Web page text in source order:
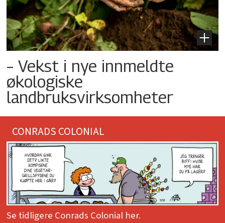
– Vekst i nye innmeldte
økologiske
landbruksvirksomheter
CONRADS COLONIAL
Se tidligere Conrads Colonial her.